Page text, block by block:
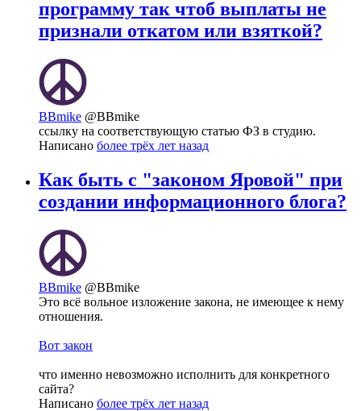
программу так чтоб выплаты не
признали откатом или взяткой?
BBmike @BBmike
ссылку на соответствующую статью ФЗ в студию.
Написано более трёх лет назад
Как быть с "законом Яровой" при
создании информационного блога?
BBmike @BBmike
Это всё вольное изложение закона, не имеющее к нему
отношения.
Вот закон
что именно невозможно исполнить для конкретного
сайта?
Написано более трёх лет назад